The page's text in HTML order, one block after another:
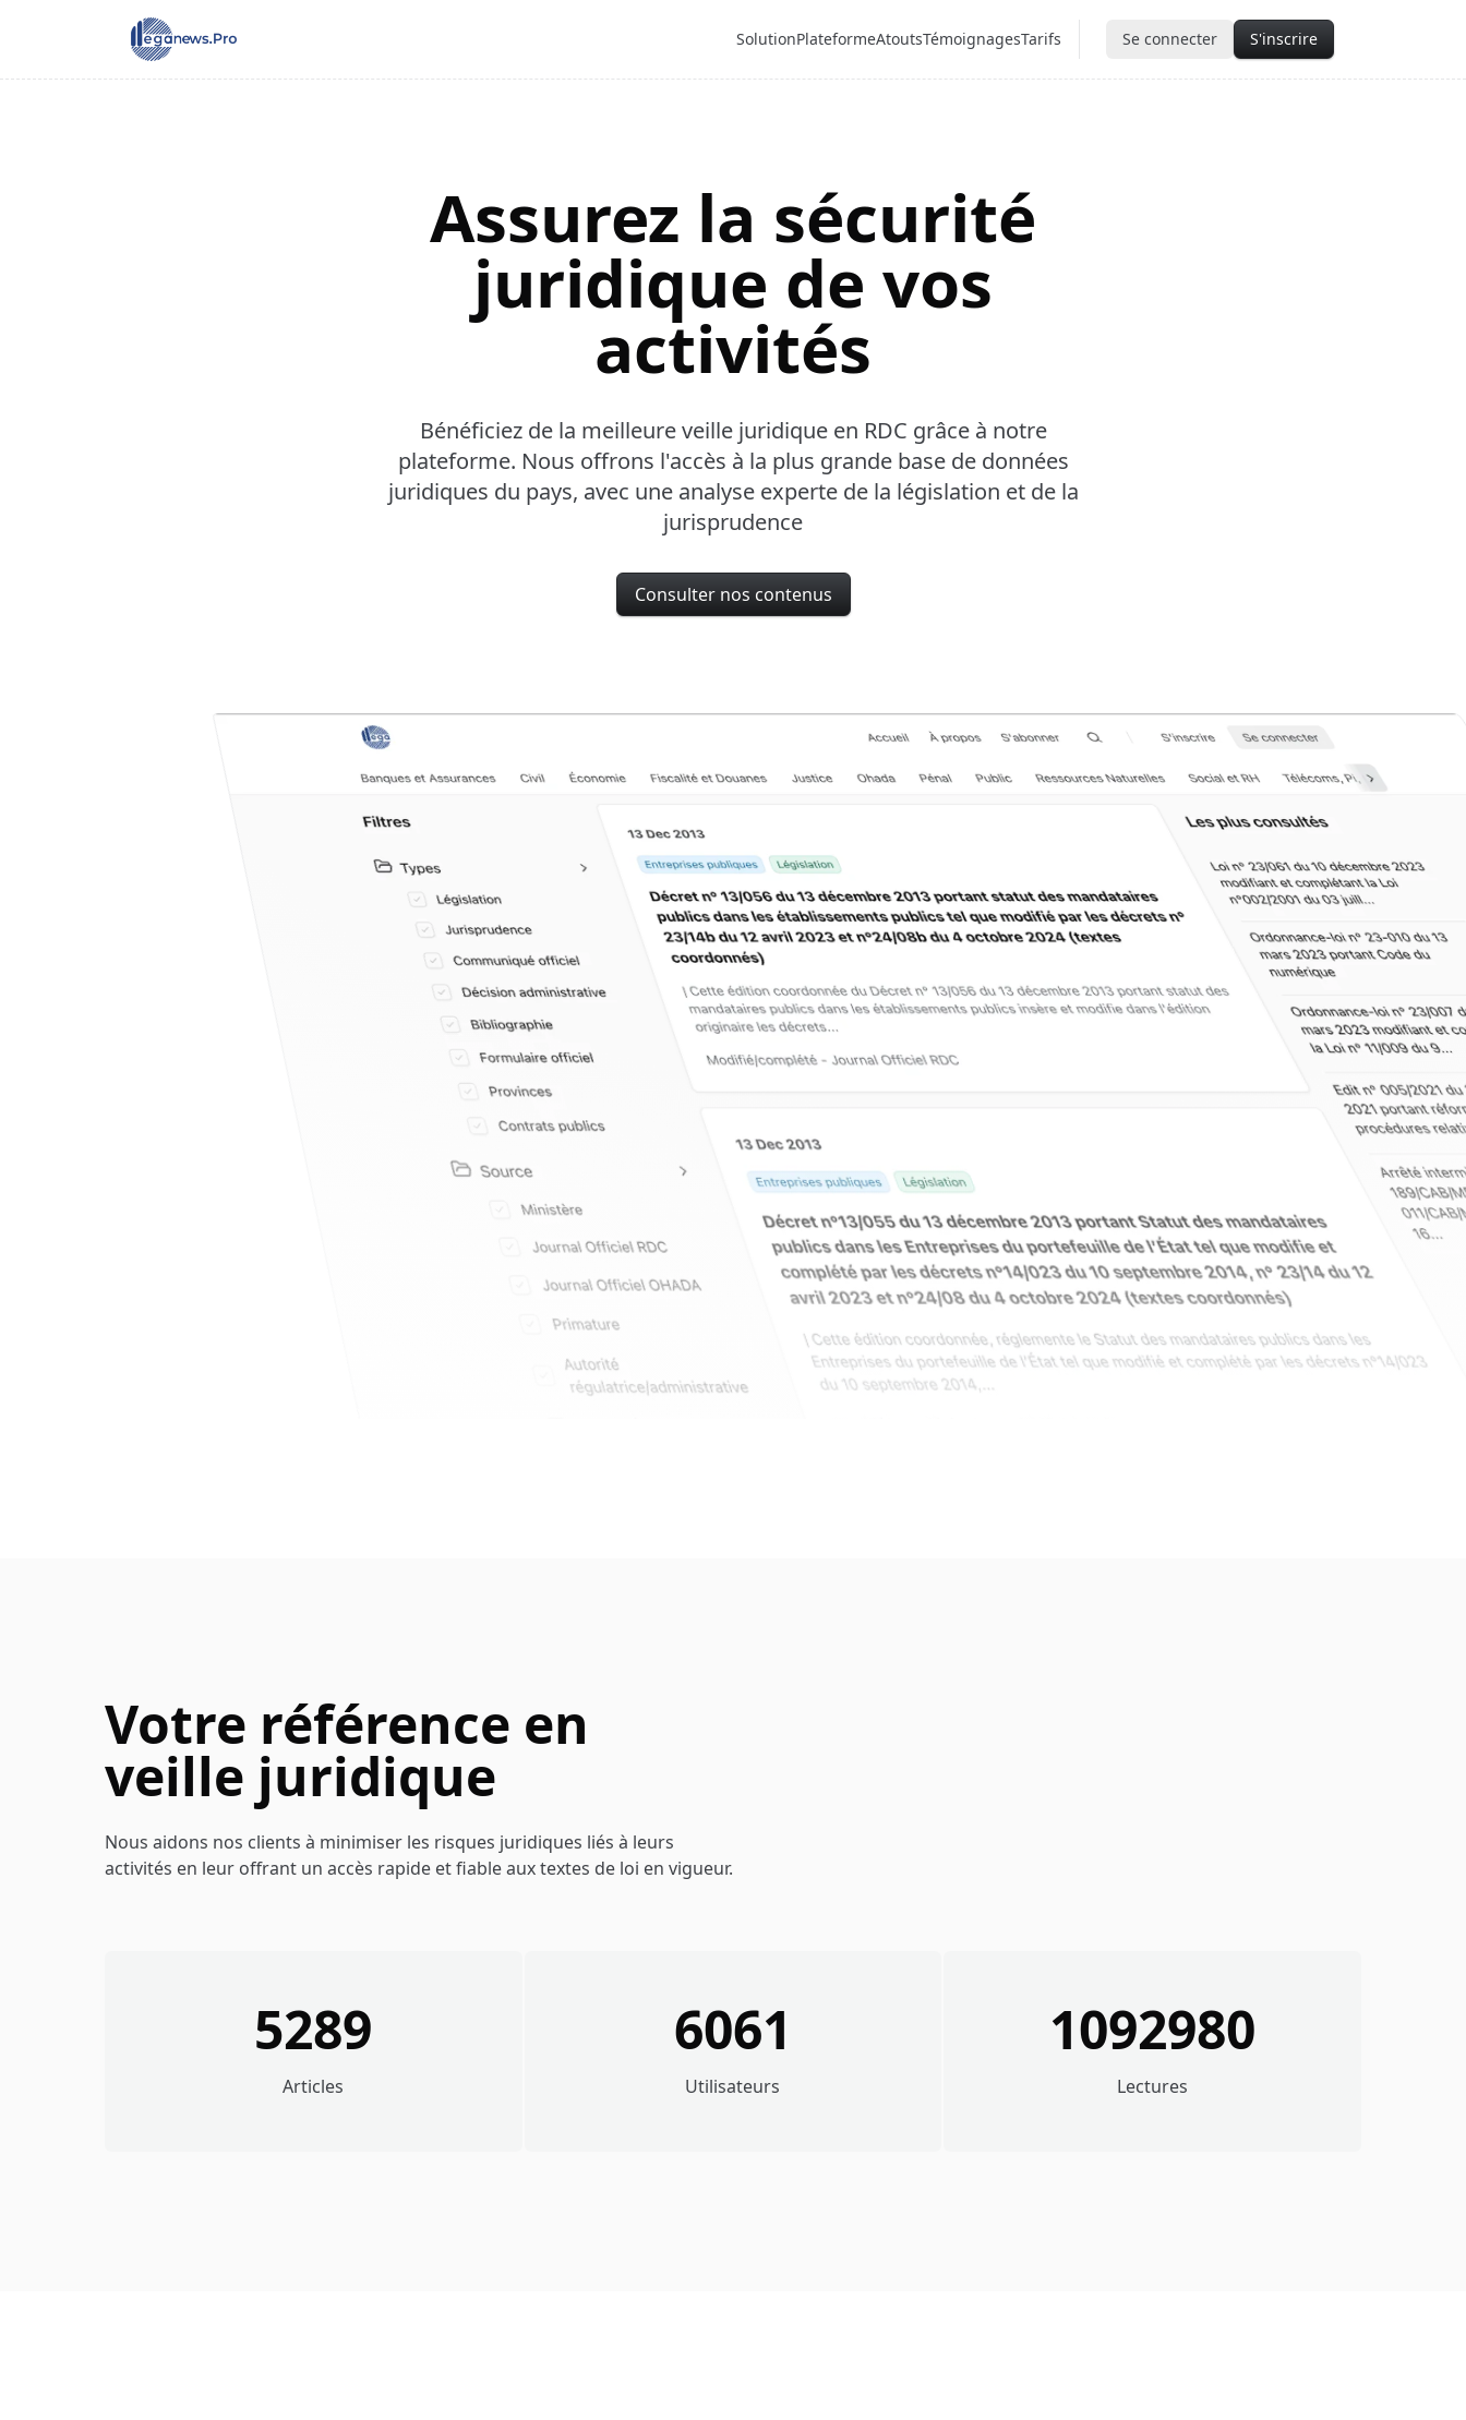
SolutionPlateformeAtoutsTémoignagesTarifs Se connecter S'inscrire
Assurez la sécurité
juridique de vos
activités
Bénéficiez de la meilleure veille juridique en RDC grâce à notre
plateforme. Nous offrons l'accès à la plus grande base de données
juridiques du pays, avec une analyse experte de la législation et de la
jurisprudence
Consulter nos contenus
Votre référence en
veille juridique
Nous aidons nos clients à minimiser les risques juridiques liés à leurs
activités en leur offrant un accès rapide et fiable aux textes de loi en vigueur.
5289
Articles
6061
Utilisateurs
1092980
Lectures